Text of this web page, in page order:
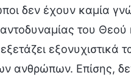
δεν έχουν καμία
του Θεού
εξονυχιστικά
ανθρώπων. Επίσης,